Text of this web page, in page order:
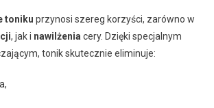
toniku przynosi szereg korzyści, zarówno w
, jak i nawilżenia cery. Dzięki specjalnym
tonik skutecznie eliminuje: